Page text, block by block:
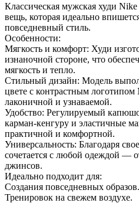
Классическая мужская худи
вещь, которая идеально
повседневный стиль.
Особенности:
Мягкость и комфорт: Худи
изнаночной стороне, что
мягкость и тепло.
Стильный дизайн: Модель
цвете с контрастным логотипом
лаконичной и узнаваемой.
Удобство: Регулируемый
карман-кенгуру и эластичные
практичной и комфортной.
Универсальность: Благодаря
сочетается с любой одеждой —
джинсов.
Идеально подходит для:
Создания повседневных образов.
Тренировок на свежем воздухе.